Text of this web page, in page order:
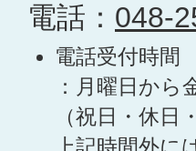
電話： 048-
電話受付時間
：月曜日か
（祝日・休日